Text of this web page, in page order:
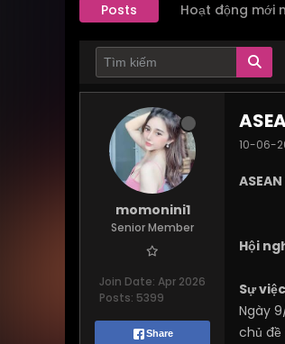
Posts Hoạt động mới
momonini1
Senior Member
Join Date: Apr 2026
Posts: 5399
Share
10-06-
Hội
Sự
Ngày
chủ